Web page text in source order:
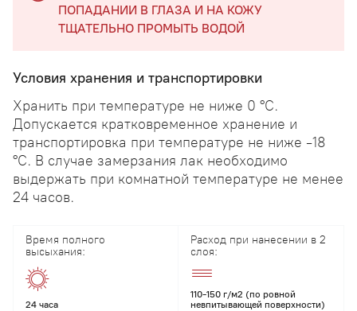
ПОПАДАНИИ В ГЛАЗА И НА КОЖУ
ТЩАТЕЛЬНО ПРОМЫТЬ ВОДОЙ
Условия хранения и транспортировки
Хранить при температуре не ниже 0 °С.
Допускается кратковременное хранение и
транспортировка при температуре не ниже -18
°С. В случае замерзания лак необходимо
выдержать при комнатной температуре не менее
24 часов.
Время полного
высыхания:
24 часа
Расход при нанесении в 2
слоя:
110-150 г/м2 (по ровной
невпитывающей поверхности)